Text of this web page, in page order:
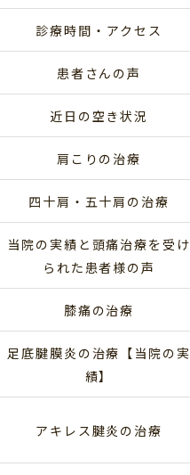
診療時間・アクセス
患者さんの声
近日の空き状況
肩こりの治療
四十肩・五十肩の治療
当院の実績と頭痛治療を受け
られた患者様の声
膝痛の治療
足底腱膜炎の治療【当院の実
績】
アキレス腱炎の治療